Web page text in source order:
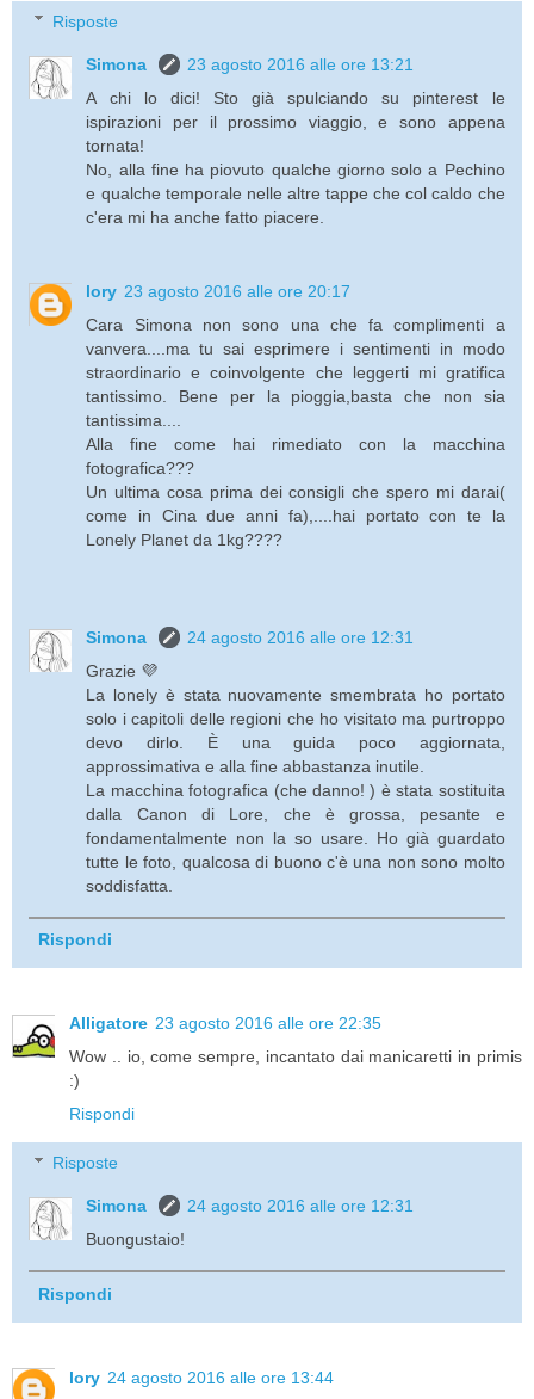
Risposte
Simona
23 agosto 2016 alle ore 13:21
A chi lo dici! Sto già spulciando su pinterest le
ispirazioni per il prossimo viaggio, e sono appena
tornata!
No, alla fine ha piovuto qualche giorno solo a Pechino
e qualche temporale nelle altre tappe che col caldo che
c'era mi ha anche fatto piacere.
lory 23 agosto 2016 alle ore 20:17
Cara Simona non sono una che fa complimenti a
vanvera....ma tu sai esprimere i sentimenti in modo
straordinario e coinvolgente che leggerti mi gratifica
tantissimo. Bene per la pioggia,basta che non sia
tantissima....
Alla fine come hai rimediato con la macchina
fotografica???
Un ultima cosa prima dei consigli che spero mi darai(
come in Cina due anni fa),....hai portato con te la
Lonely Planet da 1kg????
Simona
24 agosto 2016 alle ore 12:31
Grazie 💜
La lonely è stata nuovamente smembrata ho portato
solo i capitoli delle regioni che ho visitato ma purtroppo
devo dirlo. È una guida poco aggiornata,
approssimativa e alla fine abbastanza inutile.
La macchina fotografica (che danno! ) è stata sostituita
dalla Canon di Lore, che è grossa, pesante e
fondamentalmente non la so usare. Ho già guardato
tutte le foto, qualcosa di buono c'è una non sono molto
soddisfatta.
Rispondi
Alligatore 23 agosto 2016 alle ore 22:35
Wow .. io, come sempre, incantato dai manicaretti in primis
:)
Rispondi
Risposte
Simona
24 agosto 2016 alle ore 12:31
Buongustaio!
Rispondi
lory 24 agosto 2016 alle ore 13:44